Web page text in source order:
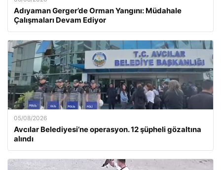
Adıyaman Gerger’de Orman Yangını: Müdahale
Çalışmaları Devam Ediyor
05/08/2026
Avcılar Belediyesi’ne operasyon. 12 şüpheli gözaltına
alındı